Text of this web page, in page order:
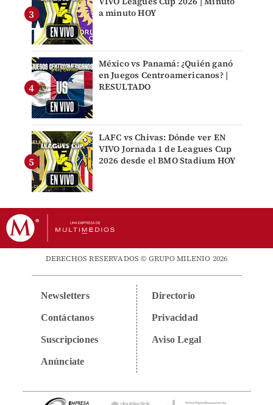
a minuto HOY
México vs Panamá: ¿Quién ganó
en Juegos Centroamericanos? |
RESULTADO
LAFC vs Chivas: Dónde ver EN
VIVO Jornada 1 de Leagues Cup
2026 desde el BMO Stadium HOY
DERECHOS RESERVADOS © GRUPO MILENIO 2026
Newsletters
Contáctanos
Suscripciones
Anúnciate
Directorio
Privacidad
Aviso Legal